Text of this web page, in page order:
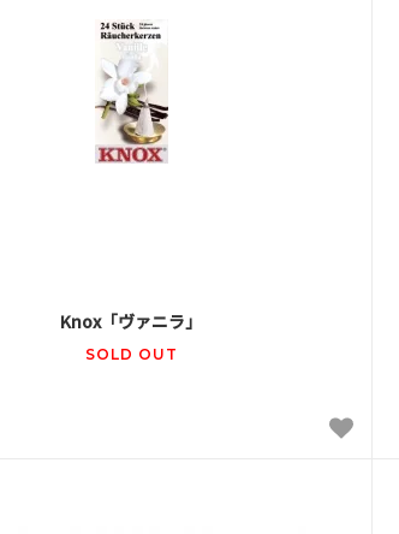
Knox「ヴァニラ」
SOLD OUT